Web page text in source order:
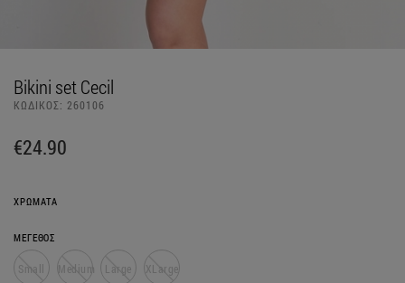
Bikini set Cecil
ΚΩΔΙΚΟΣ: 260106
€24.90
ΧΡΩΜΑΤΑ
ΜΕΓΕΘΟΣ
Small Medium Large XLarge